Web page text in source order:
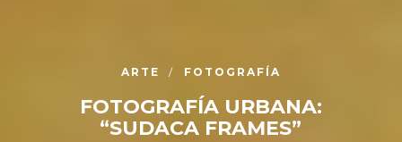
ARTE FOTOGRAFÍA
FOTOGRAFÍA URBANA:
“SUDACA FRAMES”